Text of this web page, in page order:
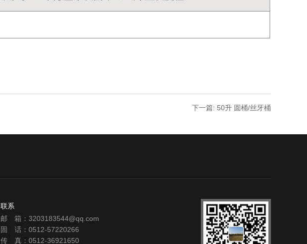
下一篇: 50升 圆桶/丝牙桶
联系
邮 箱：3203183544@qq.com
固 话：0512-57220266
传 真：0512-36921650